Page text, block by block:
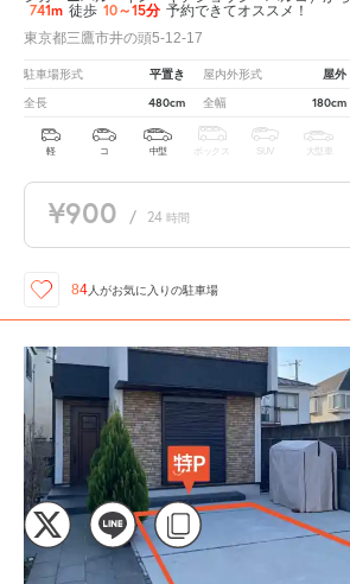
741m 徒歩 10～15分 予約できてオススメ！
東京都三鷹市井の頭5-12-17
駐車場形式 平置き 屋内外形式 屋外
全長 480cm 全幅 180cm
軽 コ 中型 ボックス SUV 大型車
¥900 / 24 時間
84 人がお気に入りの駐車場